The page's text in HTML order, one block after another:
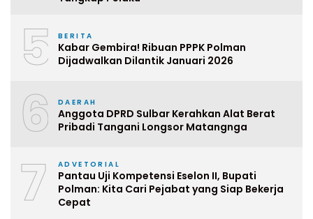
5 BERITA
Kabar Gembira! Ribuan PPPK Polman
Dijadwalkan Dilantik Januari 2026
6 DAERAH
Anggota DPRD Sulbar Kerahkan Alat Berat
Pribadi Tangani Longsor Matangnga
7 ADVETORIAL
Pantau Uji Kompetensi Eselon II, Bupati
Polman: Kita Cari Pejabat yang Siap Bekerja
Cepat